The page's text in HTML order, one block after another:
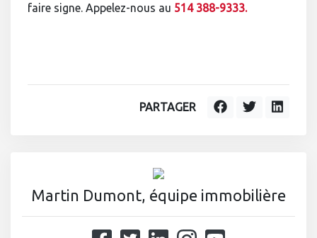
faire signe. Appelez-nous au 514 388-9333.
PARTAGER
Martin Dumont, équipe immobilière